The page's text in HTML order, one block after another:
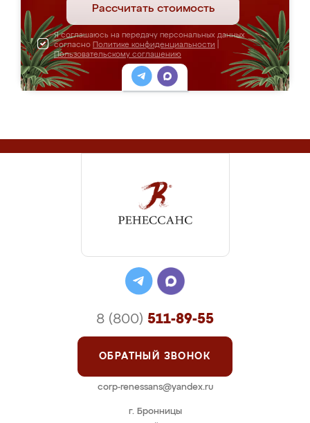
Рассчитать стоимость
Я соглашаюсь на передачу персональных данных
согласно Политике конфиденциальности
Пользовательскому соглашению
г. Бронницы
8 (800) 511-89-55
ОБРАТНЫЙ ЗВОНОК
corp-renessans@yandex.ru